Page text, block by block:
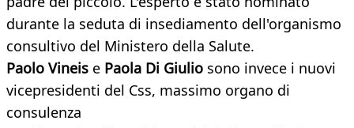
durante la seduta di insediamento dell'organismo
consultivo del Ministero della Salute.
Paolo Vineis e Paola Di Giulio sono invece i nuovi
vicepresidenti del Css, massimo organo di
consulenza